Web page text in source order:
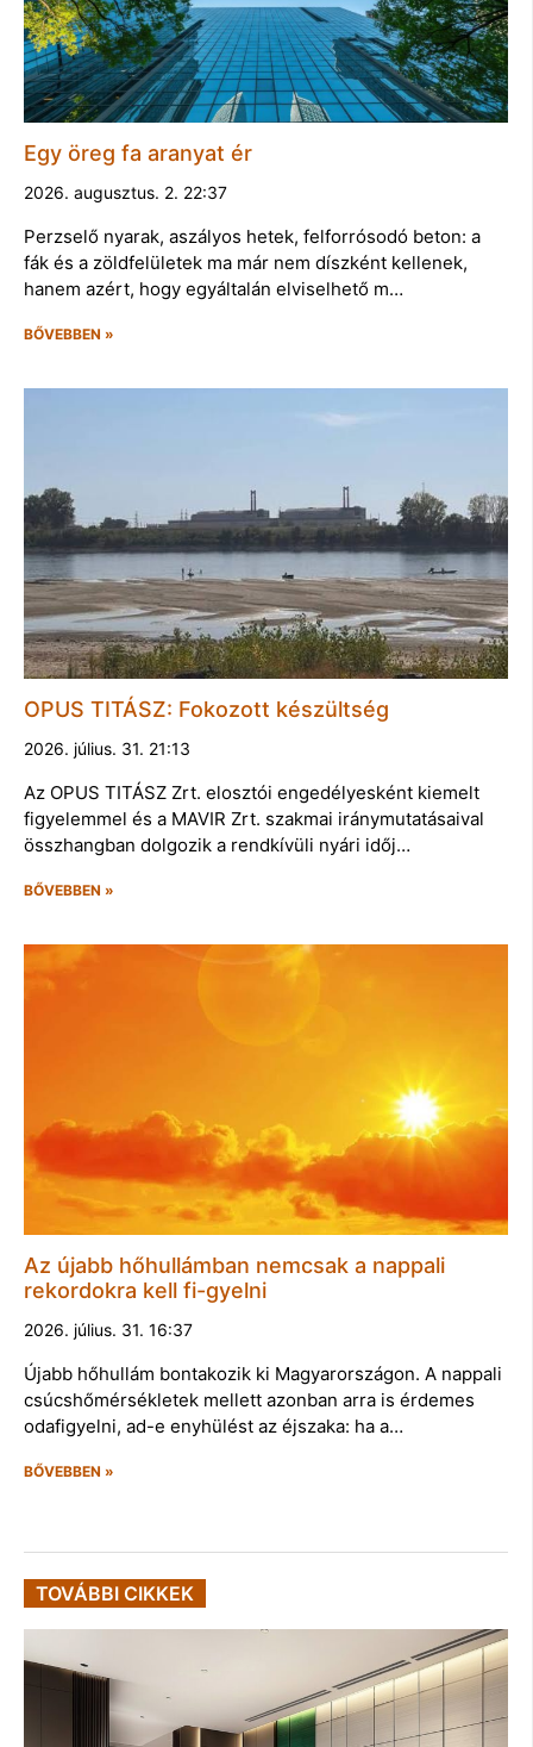
Egy öreg fa aranyat ér
2026. augusztus. 2. 22:37
Perzselő nyarak, aszályos hetek, felforrósodó beton: a
fák és a zöldfelületek ma már nem díszként kellenek,
hanem azért, hogy egyáltalán elviselhető m…
BŐVEBBEN »
OPUS TITÁSZ: Fokozott készültség
2026. július. 31. 21:13
Az OPUS TITÁSZ Zrt. elosztói engedélyesként kiemelt
figyelemmel és a MAVIR Zrt. szakmai iránymutatásaival
összhangban dolgozik a rendkívüli nyári időj…
BŐVEBBEN »
Az újabb hőhullámban nemcsak a nappali
rekordokra kell fi-gyelni
2026. július. 31. 16:37
Újabb hőhullám bontakozik ki Magyarországon. A nappali
csúcshőmérsékletek mellett azonban arra is érdemes
odafigyelni, ad-e enyhülést az éjszaka: ha a…
BŐVEBBEN »
TOVÁBBI CIKKEK